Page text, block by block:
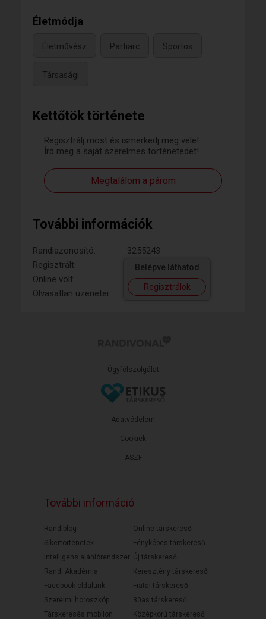
Kettőtök története
Regisztrálj most és ismerkedj meg vele!
Írd meg a saját szerelmes történetedet!
Megtalálom a párom
További információk
Randiazonosító:
3255243
Regisztrált:
Online volt:
Olvasatlan üzenetei:
Belépve láthatod
Regisztrálok
Életmódja
Életművész Partiarc Sportos
Társasági
Ügyfélszolgálat
ÁSZF
Adatvédelem
Cookiek
További információ
Randiblog
Sikertörténetek
Intelligens ajánlórendszer
Randi Akadémia
Facebook oldalunk
Szerelmi horoszkóp
Társkeresés mobilon
Online társkereső
Fényképes társkereső
Új társkereső
Keresztény társkereső
Fiatal társkereső
30as társkereső
Középkorú társkereső